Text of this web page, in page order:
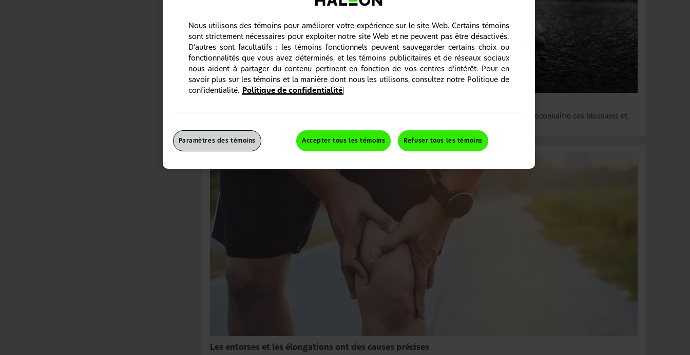
Le fait de savoir quelles sont les causes des entorses et des élongations peut vous aider à les reconnaître ces blessures et,
Les entorses et les élongations ont des causes précises
Nous utilisons des témoins pour améliorer votre expérience sur le site Web. Certains témoins
sont strictement nécessaires pour exploiter notre site Web et ne peuvent pas être désactivés.
D’autres sont facultatifs : les témoins fonctionnels peuvent sauvegarder certains choix ou
fonctionnalités que vous avez déterminés, et les témoins publicitaires et de réseaux sociaux
nous aident à partager du contenu pertinent en fonction de vos centres d’intérêt. Pour en
savoir plus sur les témoins et la manière dont nous les utilisons, consultez notre Politique de
confidentialité.
Politique de confidentialité
Accepter tous les témoins Refuser tous les témoins
Paramètres des témoins